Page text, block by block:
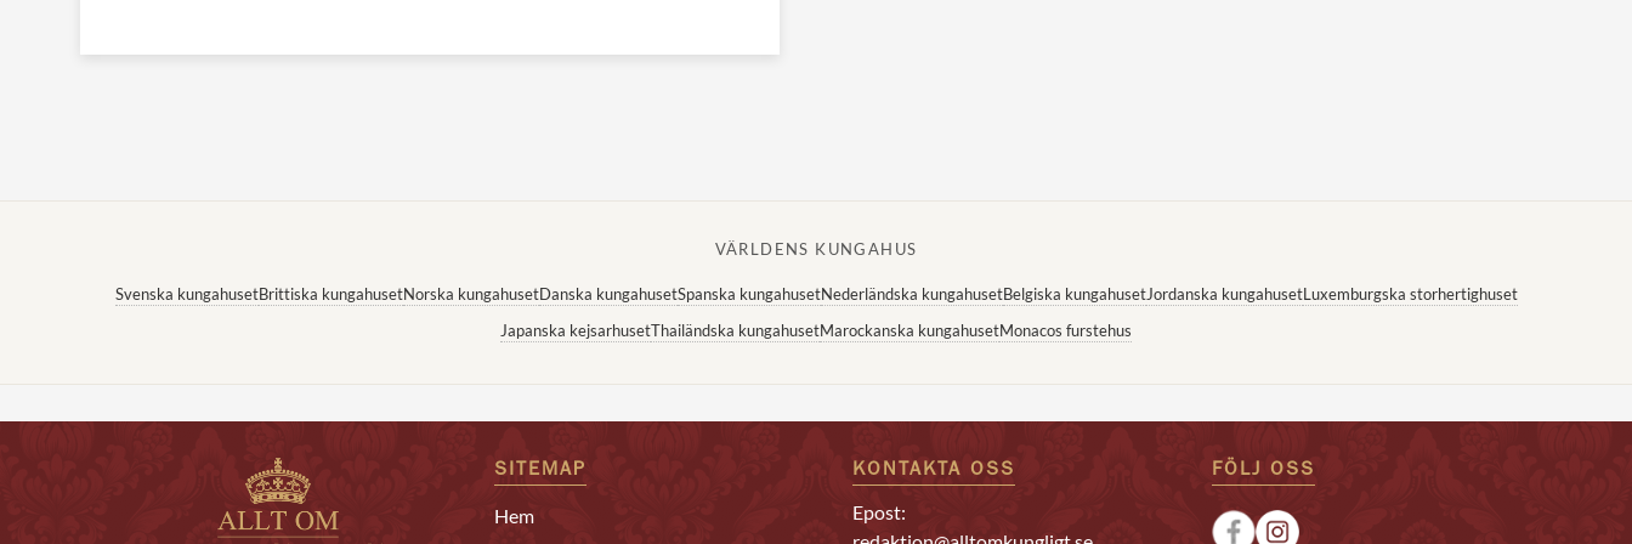
VÄRLDENS KUNGAHUS
Svenska kungahusetBrittiska kungahusetNorska kungahusetDanska kungahusetSpanska kungahusetNederländska kungahusetBelgiska kungahusetJordanska kungahusetLuxemburgska storhertighuset
Japanska kejsarhusetThailändska kungahusetMarockanska kungahusetMonacos furstehus
SITEMAP
Hem
KONTAKTA OSS
Epost:
FÖLJ OSS